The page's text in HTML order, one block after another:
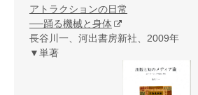
アトラクションの日常
──踊る機械と身体
長谷川一、河出書房新社、2009年
▼単著